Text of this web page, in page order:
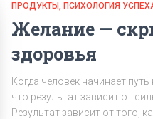
ПРОДУКТЫ ПСИХОЛОГИЯ
Желание —
здоровья
Когда человек начинает
что результат зависит от
Результат зависит от того,